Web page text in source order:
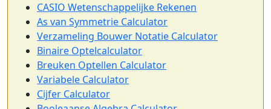
CASIO Wetenschappelijke Rekenen
As van Symmetrie Calculator
Verzameling Bouwer Notatie Calculator
Binaire Optelcalculator
Breuken Optellen Calculator
Variabele Calculator
Cijfer Calculator